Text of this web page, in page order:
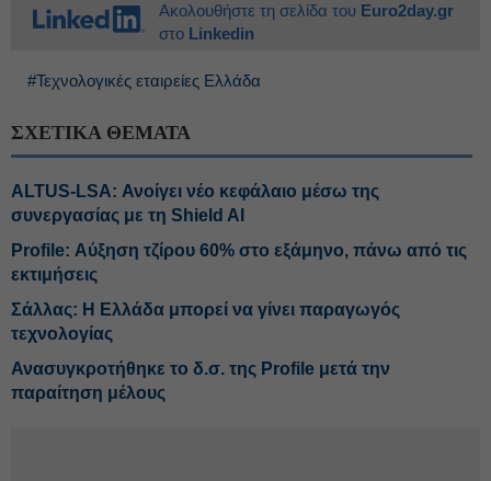
Ακολουθήστε τη σελίδα του Euro2day.gr
στο Linkedin
#Τεχνολογικές εταιρείες Ελλάδα
ΣΧΕΤΙΚΑ ΘΕΜΑΤΑ
ALTUS-LSA: Ανοίγει νέο κεφάλαιο μέσω της
συνεργασίας με τη Shield AI
Profile: Αύξηση τζίρου 60% στο εξάμηνο, πάνω από τις
εκτιμήσεις
Σάλλας: Η Ελλάδα μπορεί να γίνει παραγωγός
τεχνολογίας
Ανασυγκροτήθηκε το δ.σ. της Profile μετά την
παραίτηση μέλους